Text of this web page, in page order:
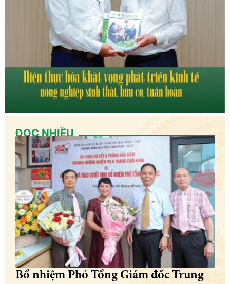
ĐỌC NHIỀU
Bổ nhiệm Phó Tổng Giám đốc Trung